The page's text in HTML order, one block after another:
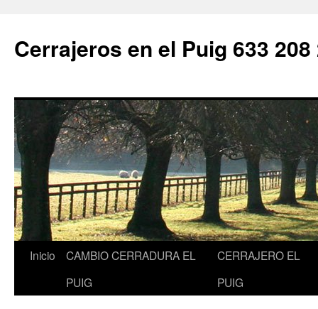
contenido
Cerrajeros en el Puig 633 208
Inicio
CAMBIO CERRADURA EL
PUIG
CERRAJERO EL
PUIG